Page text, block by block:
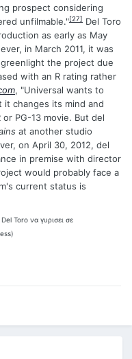
prospect considering
unfilmable."[27]
Del Toro
as early as May
in March 2011, it was
the project due
with an R rating rather
, "Universal wants to
changes its mind and
PG-13 movie. But del
at another studio
on April 30, 2012, del
in premise with director
would probably face a
current status is
Toro να γυρισει σε